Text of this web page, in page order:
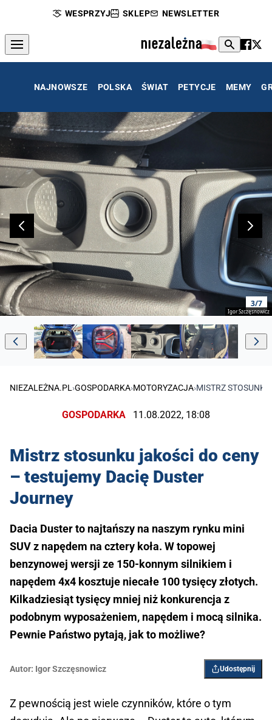
WESPRZYJ SKLEP NEWSLETTER
NAJNOWSZE POLSKA ŚWIAT PETYCJE MEMY
3/7
Igor Szczęsnowicz
NIEZALEŻNA.PL ›GOSPODARKA›MOTORYZACJA›MISTRZ
GOSPODARKA 11.08.2022, 18:08
Mistrz stosunku jakości do ceny
– testujemy Dacię Duster
Journey
Dacia Duster to najtańszy na naszym rynku mini
SUV z napędem na cztery koła. W topowej
benzynowej wersji ze 150-konnym silnikiem i
napędem 4x4 kosztuje niecałe 100 tysięcy złotych.
Kilkadziesiąt tysięcy mniej niż konkurencja z
podobnym wyposażeniem, napędem i mocą silnika.
Pewnie Państwo pytają, jak to możliwe?
Autor: Igor ­Szczęsnowicz Udostępnij
Z pewnością jest wiele czynników, które o tym